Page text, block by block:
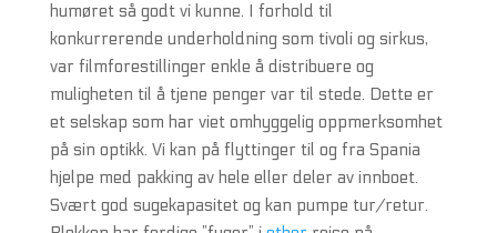
humøret så godt vi kunne. I forhold til
konkurrerende underholdning som tivoli og sirkus,
var filmforestillinger enkle å distribuere og
muligheten til å tjene penger var til stede. Dette er
et selskap som har viet omhyggelig oppmerksomhet
på sin optikk. Vi kan på flyttinger til og fra Spania
hjelpe med pakking av hele eller deler av innboet.
Svært god sugekapasitet og kan pumpe tur/retur.